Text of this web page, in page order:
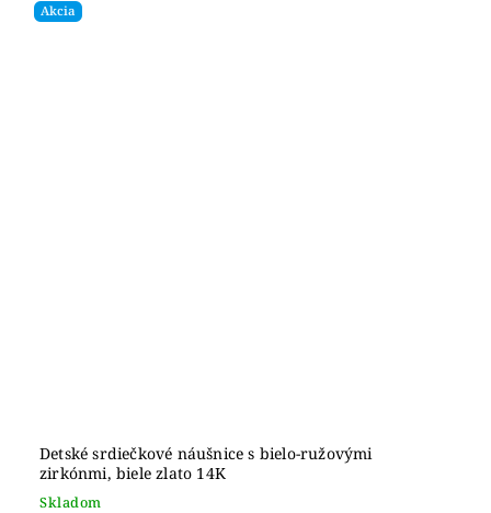
Akcia
Detské srdiečkové náušnice s bielo-ružovými
zirkónmi, biele zlato 14K
Skladom